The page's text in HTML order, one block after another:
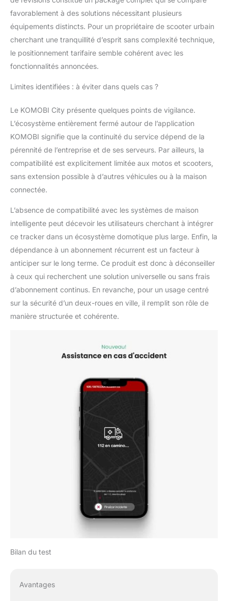
autonomie d'un mois
et se recharge
automatiquement
chaque fois que vous
la moto. Il ne nécessite
pas d'entretien et
plus, l'abonnement est
annuel et coûte 39,95
€ pour chaque année
supplémentaire de
favorablement à des solutions nécessitant plusieurs
équipements distincts. Pour un propriétaire de scooter urbain
cherchant une tranquillité d’esprit sans complexité technique,
le positionnement tarifaire semble cohérent avec les
fonctionnalités annoncées.
Limites identifiées : à éviter dans quels cas ?
Le KOMOBI City présente quelques points de vigilance.
L’écosystème entièrement fermé autour de l’application
KOMOBI signifie que la continuité du service dépend de la
pérennité de l’entreprise et de ses serveurs. Par ailleurs, la
compatibilité est explicitement limitée aux motos et scooters,
sans extension possible à d’autres véhicules ou à la maison
connectée.
L’absence de compatibilité avec les systèmes de maison
intelligente peut décevoir les utilisateurs cherchant à intégrer
ce tracker dans un écosystème domotique plus large. Enfin, la
dépendance à un abonnement récurrent est un facteur à
anticiper sur le long terme. Ce produit est donc à déconseiller
à ceux qui recherchent une solution universelle ou sans frais
d’abonnement continus. En revanche, pour un usage centré
sur la sécurité d’un deux-roues en ville, il remplit son rôle de
manière structurée et cohérente.
Bilan du test
Avantages